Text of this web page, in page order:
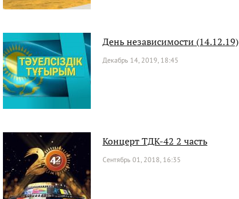
День независимости (14.12.19)
Декабрь 14, 2019, 18:45
Концерт ТДК-42 2 часть
Сентябрь 01, 2018, 16:35